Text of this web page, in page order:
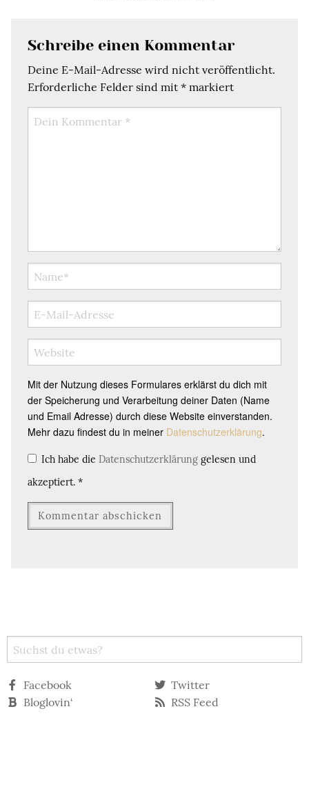
Schreibe einen Kommentar
Deine E-Mail-Adresse wird nicht veröffentlicht.
Erforderliche Felder sind mit * markiert
Mit der Nutzung dieses Formulares erklärst du dich mit
der Speicherung und Verarbeitung deiner Daten (Name
und Email Adresse) durch diese Website einverstanden.
Mehr dazu findest du in meiner Datenschutzerklärung.
Ich habe die Datenschutzerklärung gelesen und
akzeptiert. *
Facebook
Twitter
Bloglovin‘
RSS Feed